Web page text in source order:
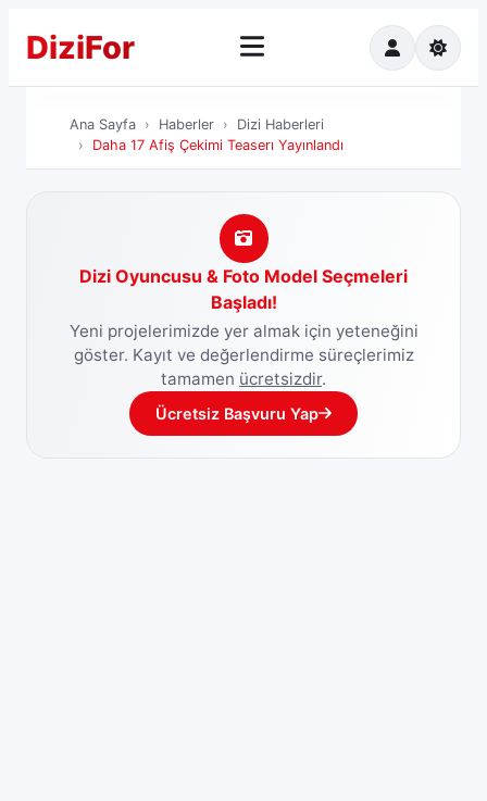
DiziFor
Ana Sayfa
Ana Sayfa Haberler
Dizi Haberleri
Daha 17 Afiş Çekimi Teaserı Yayınlandı
Dizi Oyuncusu & Foto Model Seçmeleri
Başladı!
Yeni projelerimizde yer almak için yeteneğini
göster. Kayıt ve değerlendirme süreçlerimiz
tamamen ücretsizdir.
Ücretsiz Başvuru Yap